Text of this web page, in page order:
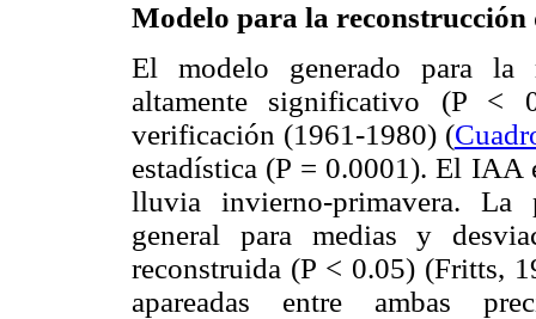
Modelo para la
El modelo generado para la
altamente significativo (P <
verificación (1961-1980) (
estadística (P = 0.0001). El IAA
lluvia invierno-primavera. La
general para medias y
reconstruida (P < 0.05) (Fritts,
apareadas entre ambas